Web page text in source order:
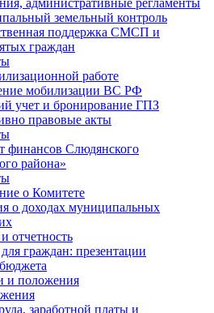
административные регламенты
земельный контроль
поддержка СМСП и
граждан
работе
мобилизации ВС РФ
учет и бронирование ГПЗ
правовые акты
Слюдянского
района»
о Комитете
о доходах муниципальных
отчетность
граждан: презентации
и положения
заработной платы и